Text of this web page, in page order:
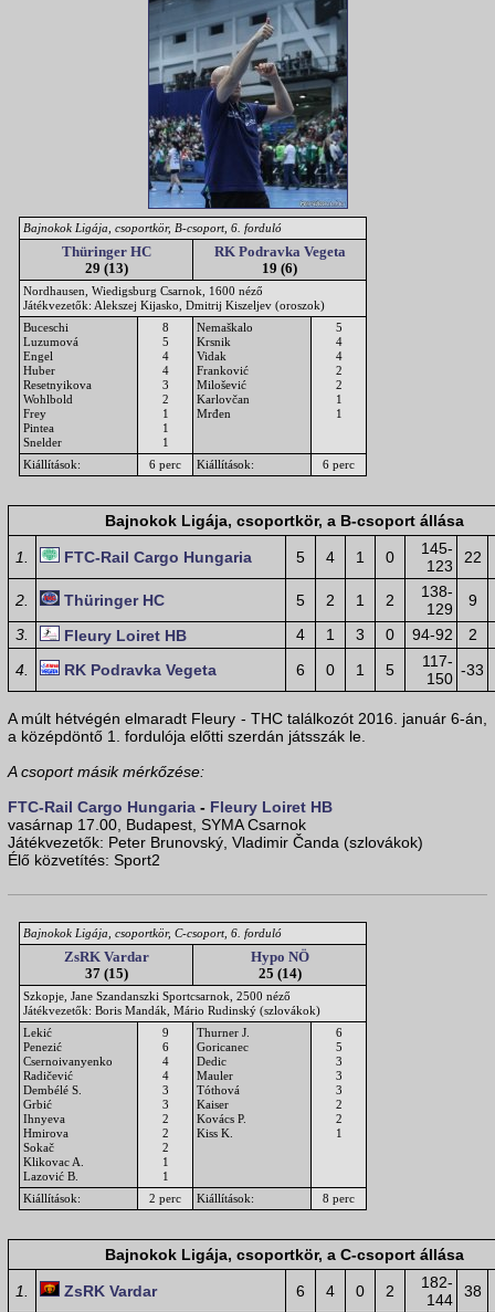
Bajnokok Ligája, csoportkör, B-csoport, 6. forduló
Thüringer HC
29 (13)
RK Podravka Vegeta
19 (6)
Nordhausen, Wiedigsburg Csarnok, 1600 néző
Játékvezetők: Alekszej Kijasko, Dmitrij Kiszeljev (oroszok)
Buceschi
Luzumová
Engel
Huber
Resetnyikova
Wohlbold
Frey
Pintea
Snelder
8
5
4
4
3
2
1
1
1
Nemaškalo
Krsnik
Vidak
Franković
Milošević
Karlovčan
Mrđen
5
4
4
2
2
1
1
Kiállítások: 6 perc Kiállítások: 6 perc
Bajnokok Ligája, csoportkör, a B-csoport állása
1. FTC-Rail Cargo Hungaria 5 4 1 0
145-
123
22
2. Thüringer HC 5 2 1 2
138-
129
9
3.
Fleury Loiret HB 4 1 3 0 94-92
2
4.
RK Podravka Vegeta 6 0 1 5
117-
150 -33
A múlt hétvégén elmaradt Fleury - THC találkozót 2016. január 6-án,
a középdöntő 1. fordulója előtti szerdán játsszák le.
A csoport másik mérkőzése:
FTC-Rail Cargo Hungaria - Fleury Loiret HB
vasárnap 17.00, Budapest, SYMA Csarnok
Játékvezetők: Peter Brunovský, Vladimir Čanda (szlovákok)
Élő közvetítés: Sport2
Bajnokok Ligája, csoportkör, C-csoport, 6. forduló
ZsRK Vardar
37 (15)
Hypo NÖ
25 (14)
Szkopje, Jane Szandanszki Sportcsarnok, 2500 néző
Játékvezetők: Boris Mandák, Mário Rudinský (szlovákok)
Lekić
Penezić
Csernoivanyenko
Radičević
Dembélé S.
Grbić
Ihnyeva
Hmirova
Sokač
Klikovac A.
Lazović B.
9
6
4
4
3
3
2
2
2
1
1
Thurner J.
Goricanec
Dedic
Mauler
Tóthová
Kaiser
Kovács P.
Kiss K.
6
5
3
3
3
2
2
1
Kiállítások: 2 perc Kiállítások: 8 perc
Bajnokok Ligája, csoportkör, a C-csoport állása
1. ZsRK Vardar 6 4 0 2
182-
144
38